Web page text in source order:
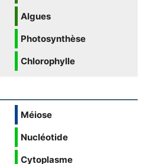
Algues
Photosynthèse
Chlorophylle
Méiose
Nucléotide
Cytoplasme